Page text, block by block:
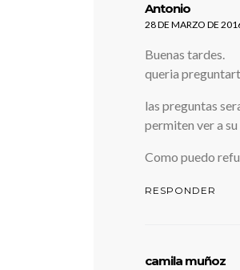
Antonio
28 DE MARZO DE
Buenas tardes.
queria
las preguntas
permiten ver a
Como puedo
RESPONDER
camila muñoz